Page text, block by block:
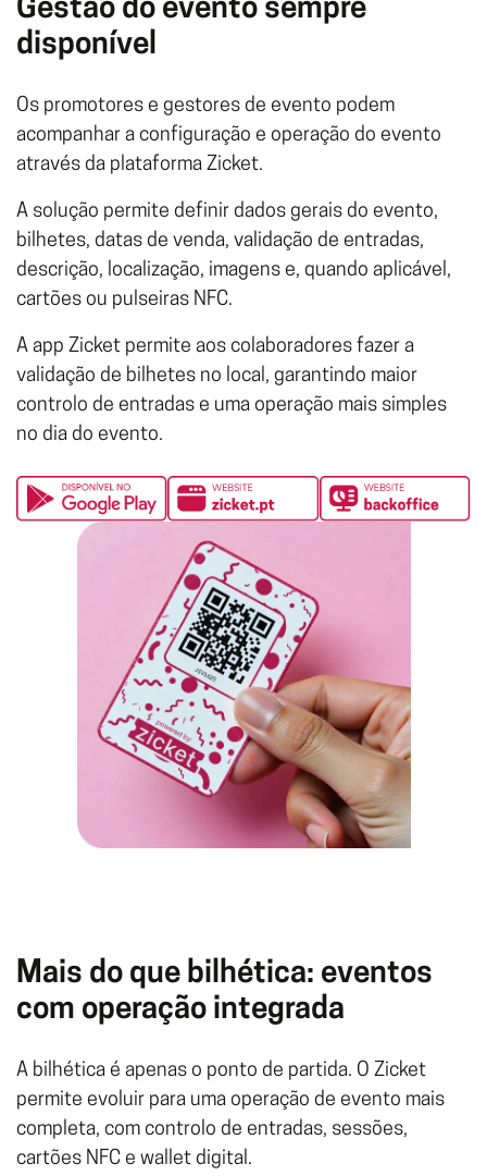
Gestão do evento sempre
disponível
Os promotores e gestores de evento podem
acompanhar a configuração e operação do evento
através da plataforma Zicket.
A solução permite definir dados gerais do evento,
bilhetes, datas de venda, validação de entradas,
descrição, localização, imagens e, quando aplicável,
cartões ou pulseiras NFC.
A app Zicket permite aos colaboradores fazer a
validação de bilhetes no local, garantindo maior
controlo de entradas e uma operação mais simples
no dia do evento.
Mais do que bilhética: eventos
com operação integrada
A bilhética é apenas o ponto de partida. O Zicket
permite evoluir para uma operação de evento mais
completa, com controlo de entradas, sessões,
cartões NFC e wallet digital.